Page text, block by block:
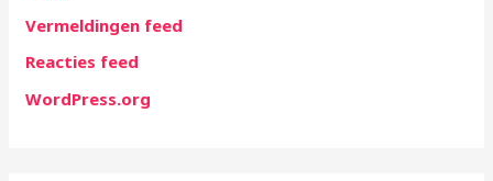
Vermeldingen feed
Reacties feed
WordPress.org